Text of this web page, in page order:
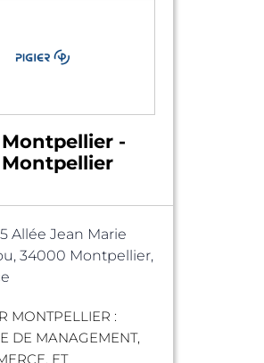
Montpellier -
Montpellier
Allée Jean Marie
34000 Montpellier,
MONTPELLIER :
DE MANAGEMENT,
ET